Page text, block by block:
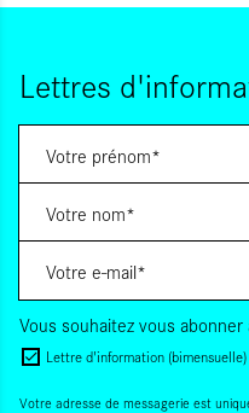
Lettres
Vous souhaitez vous abonner
Lettre d'information (bimensuelle)
Votre adresse de messagerie est